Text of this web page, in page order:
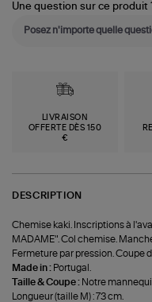
Une question sur ce produit
LIVRAISON
OFFERTE DÈS 150
€
DESCRIPTION
Chemise kaki. Inscriptions à
MADAME". Col chemise.
Fermeture par pression. Coupe
Made in : Portugal.
Taille & Coupe : Notre
Longueur (taille M) : 73 cm.